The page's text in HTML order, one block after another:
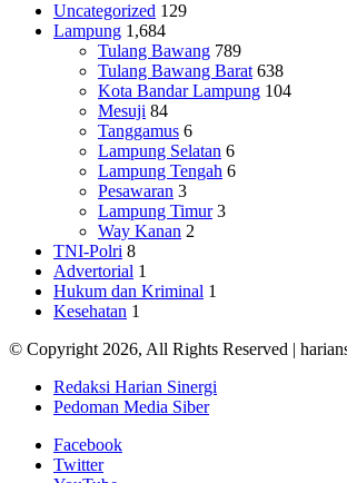
Uncategorized 129
Lampung 1,684
Tulang Bawang 789
Tulang Bawang Barat 638
Kota Bandar Lampung 104
Mesuji 84
Tanggamus 6
Lampung Selatan 6
Lampung Tengah 6
Pesawaran 3
Lampung Timur 3
Way Kanan 2
TNI-Polri 8
Advertorial 1
Hukum dan Kriminal 1
Kesehatan 1
© Copyright 2026, All Rights Reserved |
Redaksi Harian Sinergi
Pedoman Media Siber
Facebook
Twitter